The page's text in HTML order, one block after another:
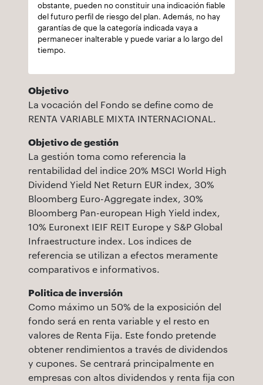
obstante, pueden no constituir una indicación fiable
del futuro perfil de riesgo del plan. Además, no hay
garantías de que la categoría indicada vaya a
permanecer inalterable y puede variar a lo largo del
tiempo.
Objetivo
La vocación del Fondo se define como de
RENTA VARIABLE MIXTA INTERNACIONAL.
Objetivo de gestión
La gestión toma como referencia la
rentabilidad del indice 20% MSCI World High
Dividend Yield Net Return EUR index, 30%
Bloomberg Euro-Aggregate index, 30%
Bloomberg Pan-european High Yield index,
10% Euronext IEIF REIT Europe y S&P Global
Infraestructure index. Los indices de
referencia se utilizan a efectos meramente
comparativos e informativos.
Politica de inversión
Como máximo un 50% de la exposición del
fondo será en renta variable y el resto en
valores de Renta Fija. Este fondo pretende
obtener rendimientos a través de dividendos
y cupones. Se centrará principalmente en
empresas con altos dividendos y renta fija con